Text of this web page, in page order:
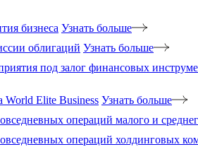
бизнеса Узнать больше
облигаций Узнать больше
под залог финансовых
World Elite Business Узнать больше
операций малого и
операций холдинговых